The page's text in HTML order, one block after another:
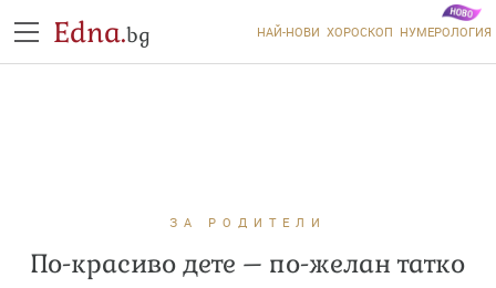
Edna.bg НАЙ-НОВИ ХОРОСКОП НУМЕРОЛОГИЯ
ЗА РОДИТЕЛИ
По-красиво дете – по-желан татко